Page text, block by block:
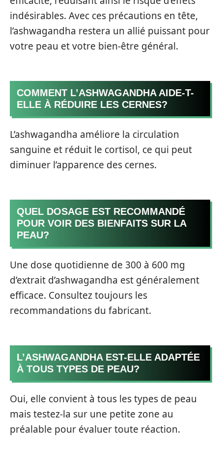
indésirables. Avec ces précautions en tête,
l’ashwagandha restera un allié puissant pour
votre peau et votre bien-être général.
COMMENT L’ASHWAGANDHA AIDE-T-
ELLE À RÉDUIRE LES CERNES?
L’ashwagandha améliore la circulation
sanguine et réduit le cortisol, ce qui peut
diminuer l’apparence des cernes.
QUEL DOSAGE EST RECOMMANDÉ
POUR VOIR DES BIENFAITS SUR LA
PEAU?
Une dose quotidienne de 300 à 600 mg
d’extrait d’ashwagandha est généralement
efficace. Consultez toujours les
recommandations du fabricant.
L’ASHWAGANDHA EST-ELLE ADAPTÉE
À TOUS TYPES DE PEAU?
Oui, elle convient à tous les types de peau
mais testez-la sur une petite zone au
préalable pour évaluer toute réaction.